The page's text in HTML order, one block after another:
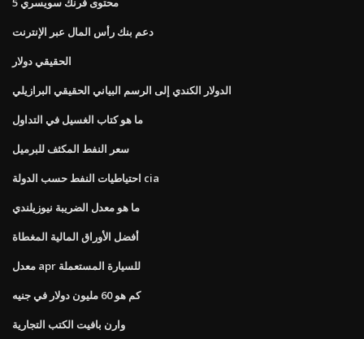
دعم بنك رأس المال عبر الإنترنت
الحقيقي دولار
الدولار الكندي إلى الرسم البياني الحقيقي البرازيلي
ما هو كتاب الغسيل في التداول
سعر النفط المكثف للبرميل
احتياطيات النفط حسب الدولة cia
ما هو معدل الضريبة نيوزيلندي
أفضل الأوراق المالية المغطاة
معدل apr للسيارة المستعملة
كم هو 60 مليون دولار في جنيه
وارن بافيت الكتب التجارية